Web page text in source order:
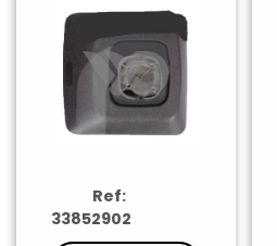
Ref:
33852902